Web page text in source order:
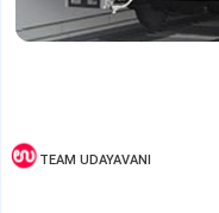
TEAM UDAYAVANI